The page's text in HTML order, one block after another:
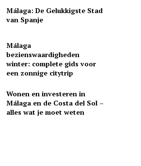
Málaga: De Gelukkigste Stad
van Spanje
Málaga
bezienswaardigheden
winter: complete gids voor
een zonnige citytrip
Wonen en investeren in
Málaga en de Costa del Sol –
alles wat je moet weten